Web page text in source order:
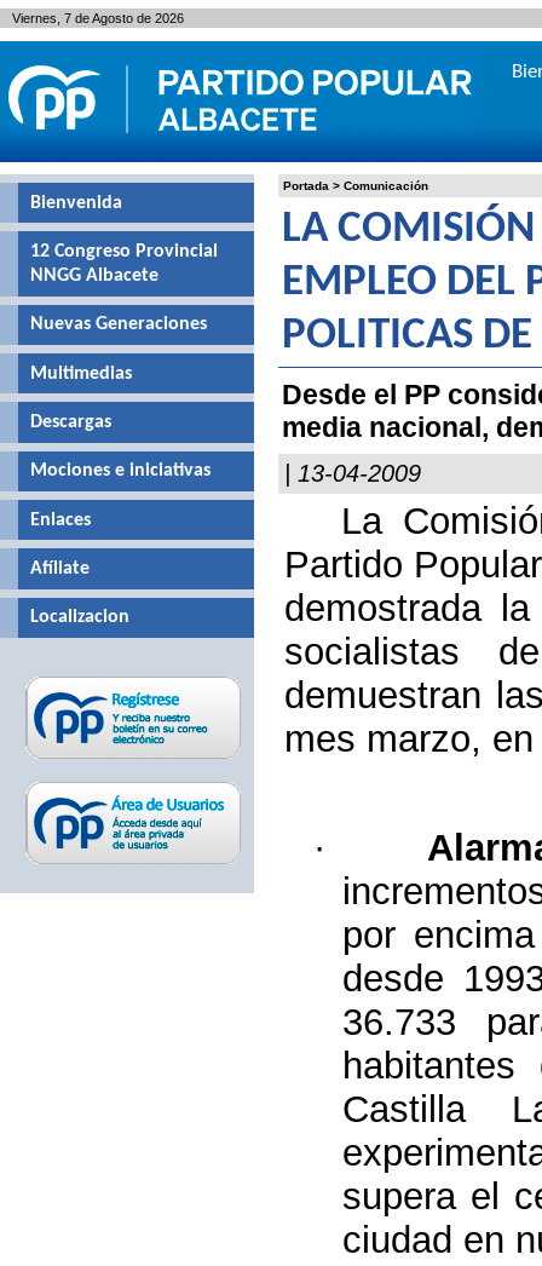
Portada > Comunicación
LA
EMPLEO DEL
POLITICAS
Desde el PP
media nacional,
| 13-04-2009
La
Partido
demostrada
socialistas
demuestran
mes marzo,
·
por
desde
36.733
Castilla
supera el
ciudad en
Bienvenida
12 Congreso Provincial
NNGG Albacete
Nuevas Generaciones
Multimedias
Descargas
Mociones e iniciativas
Enlaces
Afíliate
Localizacion
Viernes, 7 de Agosto de 2026